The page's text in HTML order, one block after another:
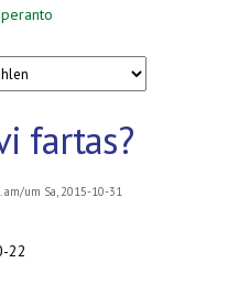
fartas?
am/um Sa, 2015-10-31
22